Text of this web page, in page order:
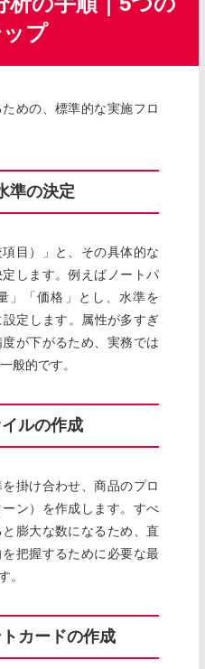
プ
めの、標準的な実施フロ
準の決定
目）」と、その具体的な
定します。例えばノートパ
」「価格」とし、水準を
設定します。属性が多すぎ
が下がるため、実務では
般的です。
ルの作成
掛け合わせ、商品のプロ
ン）を作成します。すべ
膨大な数になるため、直
把握するために必要な最
。
カードの作成